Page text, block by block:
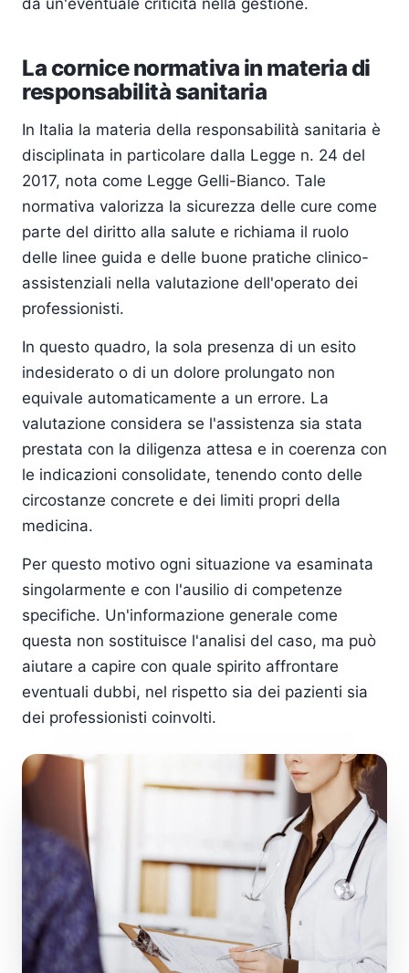
La cornice normativa in materia di
responsabilità sanitaria
In Italia la materia della responsabilità sanitaria è
disciplinata in particolare dalla Legge n. 24 del
2017, nota come Legge Gelli-Bianco. Tale
normativa valorizza la sicurezza delle cure come
parte del diritto alla salute e richiama il ruolo
delle linee guida e delle buone pratiche clinico-
assistenziali nella valutazione dell'operato dei
professionisti.
In questo quadro, la sola presenza di un esito
indesiderato o di un dolore prolungato non
equivale automaticamente a un errore. La
valutazione considera se l'assistenza sia stata
prestata con la diligenza attesa e in coerenza con
le indicazioni consolidate, tenendo conto delle
circostanze concrete e dei limiti propri della
medicina.
Per questo motivo ogni situazione va esaminata
singolarmente e con l'ausilio di competenze
specifiche. Un'informazione generale come
questa non sostituisce l'analisi del caso, ma può
aiutare a capire con quale spirito affrontare
eventuali dubbi, nel rispetto sia dei pazienti sia
dei professionisti coinvolti.